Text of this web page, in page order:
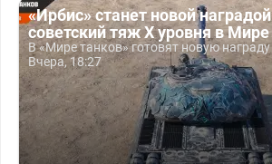
«Ирбис» станет новой
советский тяж X уровня в Мире
В «Мире танков» готовят новую
Вчера, 18:27